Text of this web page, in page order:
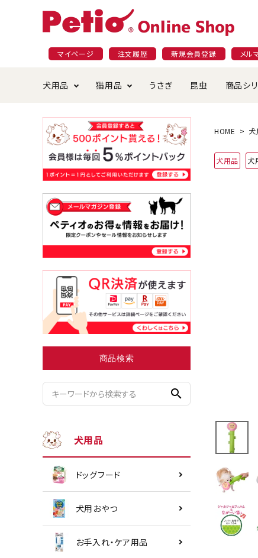
マイページ 注文履歴 新規会員登録 メル
犬用品
ドッグフード
ペットシーツ ベ
おもちゃ
首輪・ハーネス・リード
猫用品
ごはん・おやつ
ベッド・ハウス・マット サ
食器・給水器
替え・交換パーツ
うさぎ 昆虫 商品シ
プラクト
夜のお散歩特集
国産フード&おやつ特集 穀物不
じゃらして遊ぶ
小型犬にオススメ ダイ
ショッピングガイド
返品・交換について オ
商品検索
search
犬用品
ドッグフード
犬用おやつ
お手入れ・ケア用品
HOME 犬
犬用品 犬